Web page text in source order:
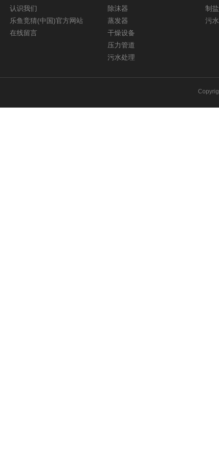
认识我们
乐鱼竞猜(中国)官方网站
在线留言
除沫器
蒸发器
干燥设备
压力管道
污水处理
制
污